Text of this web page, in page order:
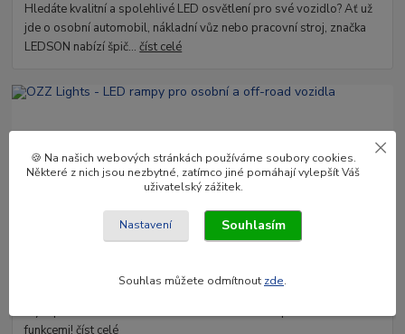
Hledáte kvalitní a spolehlivé LED osvětlení pro své vozidlo? Ať už
jde o osobní automobil, nákladní vůz nebo pracovní stroj, značka
LEDSON nabízí špič...číst celé
funkcemi!číst celé
🍪 Na našich webových stránkách používáme soubory cookies.
Některé z nich jsou nezbytné, zatímco jiné pomáhají vylepšít Váš
uživatelský zážitek.
Nastavení Souhlasím
Souhlas můžete odmítnout zde.